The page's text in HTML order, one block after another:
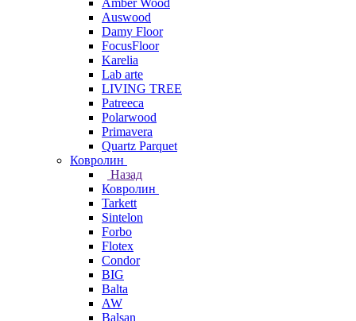
Amber Wood
Auswood
Damy Floor
FocusFloor
Karelia
Lab arte
LIVING TREE
Patreeca
Polarwood
Primavera
Quartz Parquet
Ковролин
Назад
Ковролин
Tarkett
Sintelon
Forbo
Flotex
Condor
BIG
Balta
AW
Balsan